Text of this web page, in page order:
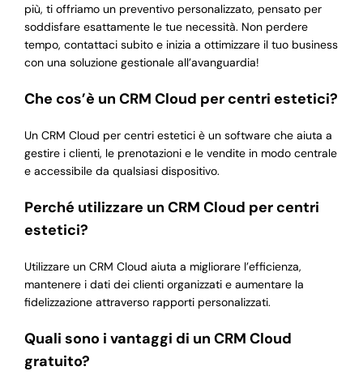
più, ti offriamo un preventivo personalizzato, pensato per
soddisfare esattamente le tue necessità. Non perdere
tempo, contattaci subito e inizia a ottimizzare il tuo business
con una soluzione gestionale all’avanguardia!
Che cos’è un CRM Cloud per centri estetici?
Un CRM Cloud per centri estetici è un software che aiuta a
gestire i clienti, le prenotazioni e le vendite in modo centrale
e accessibile da qualsiasi dispositivo.
Perché utilizzare un CRM Cloud per centri
estetici?
Utilizzare un CRM Cloud aiuta a migliorare l’efficienza,
mantenere i dati dei clienti organizzati e aumentare la
fidelizzazione attraverso rapporti personalizzati.
Quali sono i vantaggi di un CRM Cloud
gratuito?